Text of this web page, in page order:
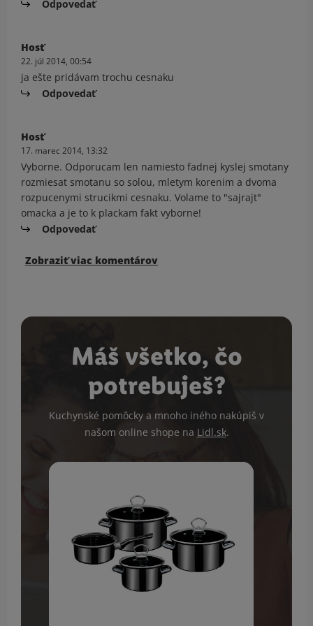
Odpovedať
Hosť
22. júl 2014, 00:54
ja ešte pridávam trochu cesnaku
Odpovedať
Hosť
17. marec 2014, 13:32
Vyborne. Odporucam len namiesto fadnej kyslej smotany
rozmiesat smotanu so solou, mletym korenim a dvoma
rozpucenymi strucikmi cesnaku. Volame to "sajrajt"
omacka a je to k plackam fakt vyborne!
Odpovedať
Zobraziť viac komentárov
Máš všetko, čo
potrebuješ?
Kuchynské pomôcky a mnoho iného nakúpiš v
našom online shope na Lidl.sk.